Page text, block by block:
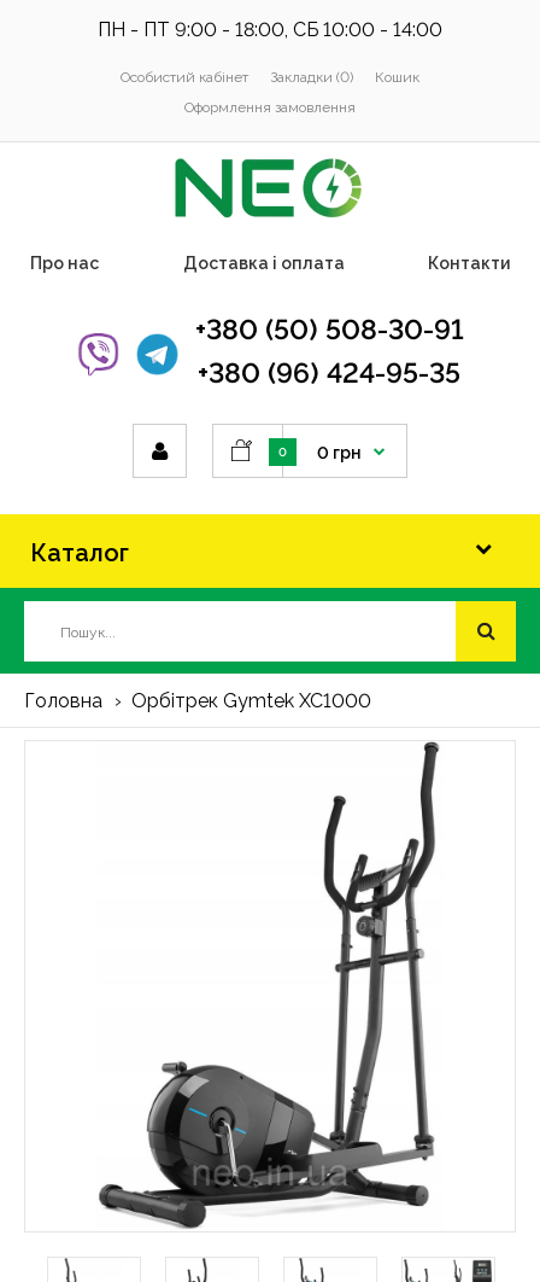
ПН - ПТ 9:00 - 18:00, СБ 10:00 - 14:00
Особистий кабінет Закладки (0)
Кошик
Оформлення замовлення
Про нас Доставка і оплата Контакти
+380 (50) 508-30-91
+380 (96) 424-95-35
0 0 грн
Каталог
Головна Орбітрек Gymtek XC1000